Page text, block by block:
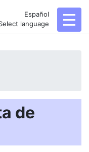
Español
language
de